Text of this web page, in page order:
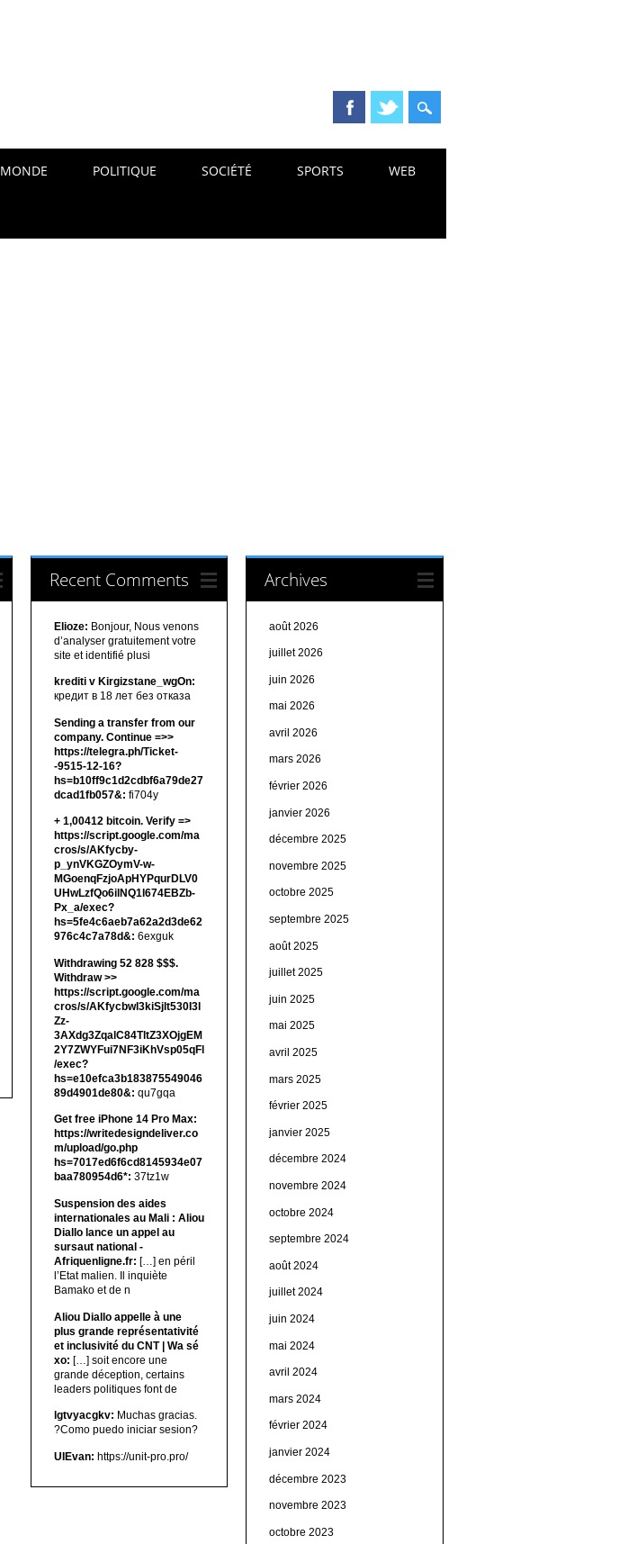
MONDE POLITIQUE SOCIÉTÉ SPORTS WEB
Recent Comments
Elioze: Bonjour, Nous venons
d’analyser gratuitement votre
site et identifié plusi
krediti v Kirgizstane_wgOn:
кредит в 18 лет без отказа
Sending a transfer from our
company. Continue =>>
https://telegra.ph/Ticket-
-9515-12-16?
hs=b10ff9c1d2cdbf6a79de27
dcad1fb057&: fi704y
+ 1,00412 bitсоin. Verify =>
https://script.google.com/ma
cros/s/AKfycby-
p_ynVKGZOymV-w-
MGoenqFzjoApHYPqurDLV0
UHwLzfQo6ilNQ1l674EBZb-
Px_a/exec?
hs=5fe4c6aeb7a62a2d3de62
976c4c7a78d&: 6exguk
Withdrawing 52 828 $$$.
Withdrаw >>
https://script.google.com/ma
cros/s/AKfycbwl3kiSjlt530I3l
Zz-
3AXdg3ZqalC84TltZ3XOjgEM
2Y7ZWYFui7NF3iKhVsp05qFl
/exec?
hs=e10efca3b183875549046
89d4901de80&: qu7gqa
Get free iPhone 14 Pro Max:
https://writedesigndeliver.co
m/upload/go.php
hs=7017ed6f6cd8145934e07
baa780954d6*: 37tz1w
Suspension des aides
internationales au Mali : Aliou
Diallo lance un appel au
sursaut national -
Afriquenligne.fr: […] en péril
l’Etat malien. Il inquiète
Bamako et de n
Aliou Diallo appelle à une
plus grande représentativité
et inclusivité du CNT | Wa sé
xo: […] soit encore une
grande déception, certains
leaders politiques font de
lgtvyacgkv: Muchas gracias.
?Como puedo iniciar sesion?
UIEvan: https://unit-pro.pro/
Archives
août 2026
juillet 2026
juin 2026
mai 2026
avril 2026
mars 2026
février 2026
janvier 2026
décembre 2025
novembre 2025
octobre 2025
septembre 2025
août 2025
juillet 2025
juin 2025
mai 2025
avril 2025
mars 2025
février 2025
janvier 2025
décembre 2024
novembre 2024
octobre 2024
septembre 2024
août 2024
juillet 2024
juin 2024
mai 2024
avril 2024
mars 2024
février 2024
janvier 2024
décembre 2023
novembre 2023
octobre 2023